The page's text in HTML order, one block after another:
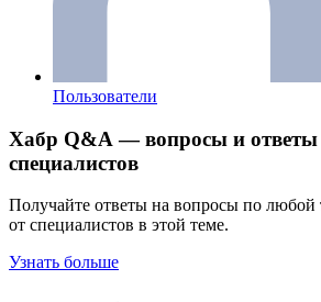
Пользователи
Хабр Q&A — вопросы и ответы
специалистов
Получайте ответы на вопросы по любой
от специалистов в этой теме.
Узнать больше